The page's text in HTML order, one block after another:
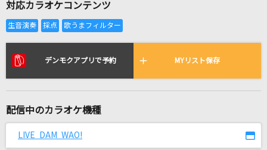
リアルタイムで歌われている曲の一覧
もうええわ
[生音]チェリー
スピッツ
対応カラオケコンテンツ
デンモクアプリで予約 MYリスト保存
配信中のカラオケ機種
LIVE DAM WAO!